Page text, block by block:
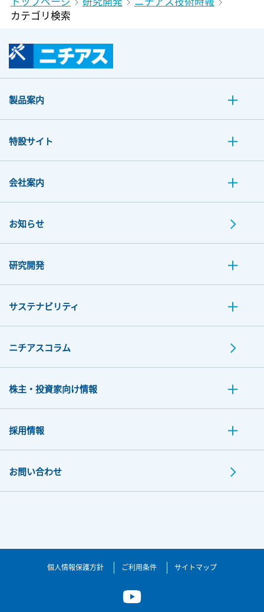
カテゴリ検索
製品案内
特設サイト
会社案内
お知らせ
研究開発
サステナビリティ
ニチアスコラム
株主・投資家向け情報
採用情報
お問い合わせ
個人情報保護方針 ご利用条件 サイトマップ